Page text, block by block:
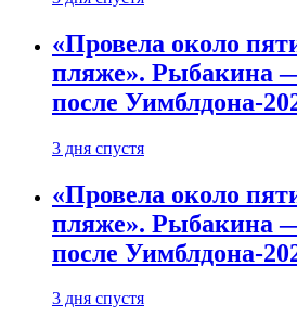
«Провела около
пляже». Рыбакина
после Уимблдона-
3 дня спустя
«Провела около
пляже». Рыбакина
после Уимблдона-
3 дня спустя